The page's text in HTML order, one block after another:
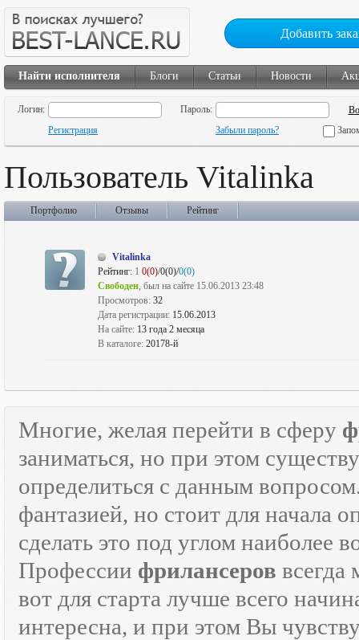
Добавить
Найти исполнителя Блоги Статьи Новости
Логин:
Пароль:
Регистрация
Забыли пароль?
Пользователь Vitalinka
Портфолио Отзывы Рейтинг
Vitalinka
Рейтинг: 1 0(0)/0(0)/0(0)
Свободен, был на сайте 15.06.2013 23:48
Просмотров: 32
Дата регистрации: 15.06.2013
На сайте: 13 года 2 месяца
В каталоге: 20178-й
Многие, желая перейти в сферу
заниматься, но при этом
определиться с данным
фантазией, но стоит для начала
сделать это под углом наиболее
Профессии фрилансеров
вот для старта лучше всего
интересна, и при этом Вы